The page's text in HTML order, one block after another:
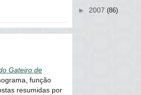
Gateiro de
função
resumidas por
► 2007 (86)